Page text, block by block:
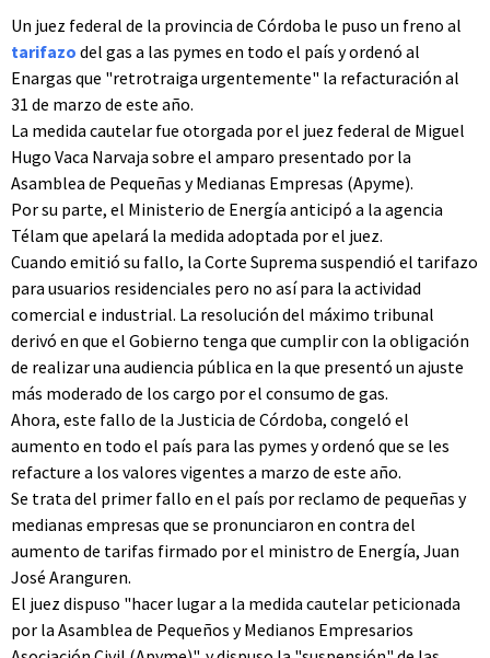
Un juez federal de la provincia de Córdoba le puso un freno al
tarifazo del gas a las pymes en todo el país y ordenó al
Enargas que "retrotraiga urgentemente" la refacturación al
31 de marzo de este año.
La medida cautelar fue otorgada por el juez federal de Miguel
Hugo Vaca Narvaja sobre el amparo presentado por la
Asamblea de Pequeñas y Medianas Empresas (Apyme).
Por su parte, el Ministerio de Energía anticipó a la agencia
Télam que apelará la medida adoptada por el juez.
Cuando emitió su fallo, la Corte Suprema suspendió el tarifazo
para usuarios residenciales pero no así para la actividad
comercial e industrial. La resolución del máximo tribunal
derivó en que el Gobierno tenga que cumplir con la obligación
de realizar una audiencia pública en la que presentó un ajuste
más moderado de los cargo por el consumo de gas.
Ahora, este fallo de la Justicia de Córdoba, congeló el
aumento en todo el país para las pymes y ordenó que se les
refacture a los valores vigentes a marzo de este año.
Se trata del primer fallo en el país por reclamo de pequeñas y
medianas empresas que se pronunciaron en contra del
aumento de tarifas firmado por el ministro de Energía, Juan
José Aranguren.
El juez dispuso "hacer lugar a la medida cautelar peticionada
por la Asamblea de Pequeños y Medianos Empresarios